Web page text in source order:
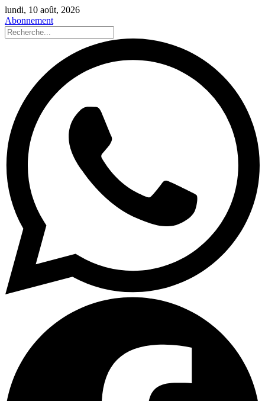
lundi, 10 août, 2026
Abonnement